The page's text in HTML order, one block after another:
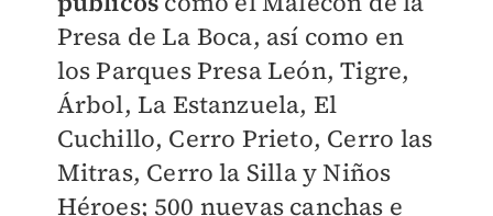
Presa de La Boca, así como en
los Parques Presa León, Tigre,
Árbol, La Estanzuela, El
Cuchillo, Cerro Prieto, Cerro las
Mitras, Cerro la Silla y Niños
Héroes; 500 nuevas canchas e